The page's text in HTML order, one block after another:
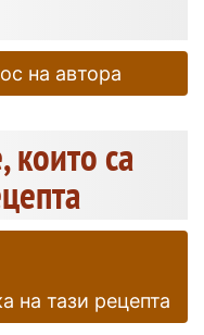
на автора
са
на тази рецепта